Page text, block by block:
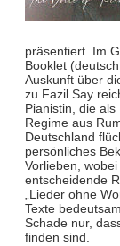
präsentiert. Im
Booklet
Auskunft über
zu Fazil Say
Pianistin, die
Regime aus
Deutschland
persönliches
Vorlieben,
entscheidende
„Lieder ohne
Texte
Schade nur,
finden sind.